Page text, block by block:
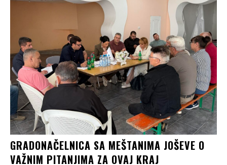
GRADONAČELNICA SA MEŠTANIMA JOŠEVE O
VAŽNIM PITANJIMA ZA OVAJ KRAJ